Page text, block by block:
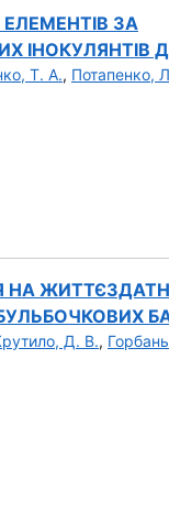
ЕЛЕМЕНТІВ ЗА
ІНОКУЛЯНТІВ
Т. А., Потапенко,
НА
Д. В.,